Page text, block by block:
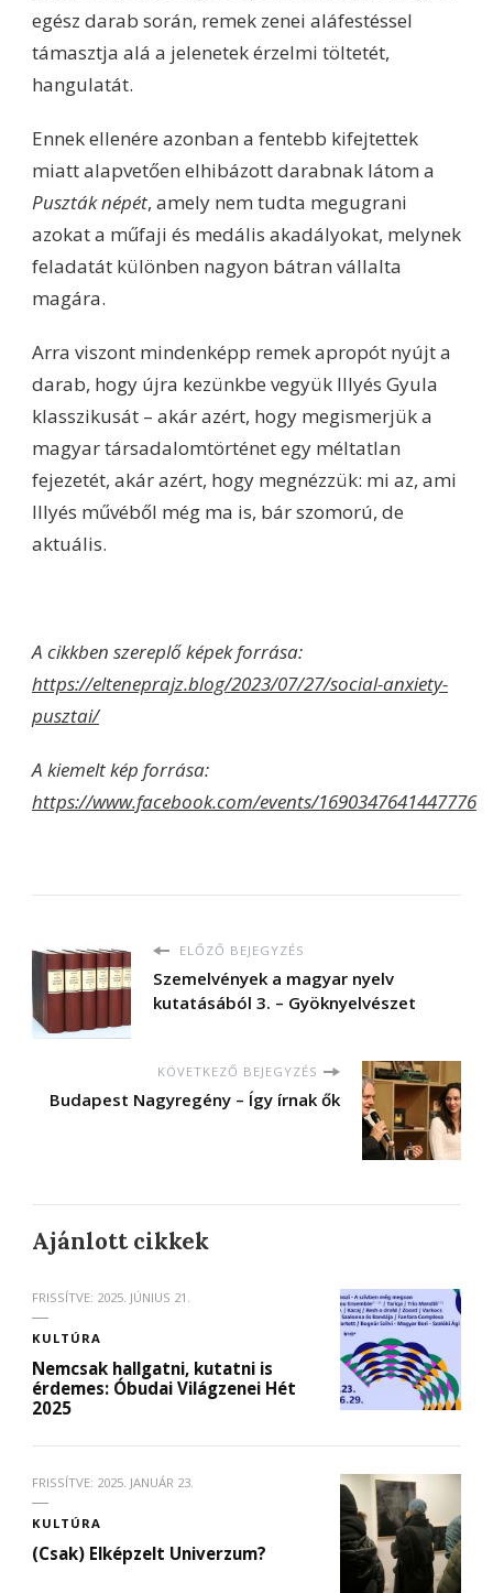
egész darab során, remek zenei aláfestéssel
támasztja alá a jelenetek érzelmi töltetét,
hangulatát.
Ennek ellenére azonban a fentebb kifejtettek
miatt alapvetően elhibázott darabnak látom a
Puszták népét, amely nem tudta megugrani
azokat a műfaji és medális akadályokat, melynek
feladatát különben nagyon bátran vállalta
magára.
Arra viszont mindenképp remek apropót nyújt a
darab, hogy újra kezünkbe vegyük Illyés Gyula
klasszikusát – akár azért, hogy megismerjük a
magyar társadalomtörténet egy méltatlan
fejezetét, akár azért, hogy megnézzük: mi az, ami
Illyés művéből még ma is, bár szomorú, de
aktuális.
A cikkben szereplő képek forrása:
https://elteneprajz.blog/2023/07/27/social-anxiety-
pusztai/
A kiemelt kép forrása:
https://www.facebook.com/events/1690347641447776
ELŐZŐ BEJEGYZÉS
Szemelvények a magyar nyelv
kutatásából 3. – Gyöknyelvészet
KÖVETKEZŐ BEJEGYZÉS
Budapest Nagyregény – Így írnak ők
Ajánlott cikkek
FRISSÍTVE: 2025. JÚNIUS 21.
KULTÚRA
Nemcsak hallgatni, kutatni is
érdemes: Óbudai Világzenei Hét
2025
FRISSÍTVE: 2025. JANUÁR 23.
KULTÚRA
(Csak) Elképzelt Univerzum?